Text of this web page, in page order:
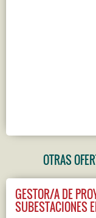
OTRAS
GESTOR/A DE
SUBESTACIONES